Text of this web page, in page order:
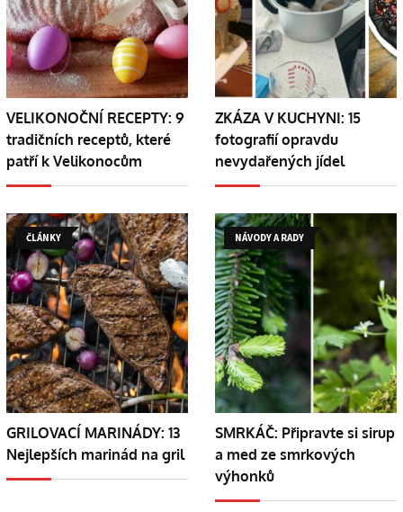
VELIKONOČNÍ RECEPTY: 9
tradičních receptů, které
patří k Velikonocům
ZKÁZA V KUCHYNI: 15
fotografií opravdu
nevydařených jídel
ČLÁNKY
GRILOVACÍ MARINÁDY: 13
Nejlepších marinád na gril
NÁVODY A RADY
SMRKÁČ: Připravte si sirup
a med ze smrkových
výhonků